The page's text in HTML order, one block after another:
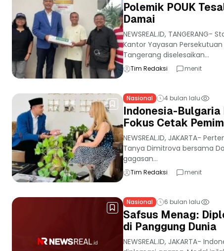
Polemik POUK
Damai
NEWSREAL.ID,
Kantor Yayasan
Tangerang diselesaikan...
Tim Redaksi menit
Nasional 4 bulan lalu
Indonesia-Bulgaria
Fokus Cetak
NEWSREAL.ID, JAKARTA-
Tanya Dimitrova bersama
gagasan...
Tim Redaksi menit
Nasional 6 bulan lalu
Safsus Menag:
di Panggung Dunia
NEWSREAL.ID, JAKARTA-